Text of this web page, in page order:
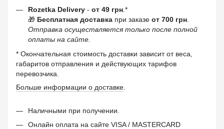
Rozetka Delivery - от 49 грн .*
🎁 Бесплатная доставка при заказе от 700 грн
Отправка осуществляется только после полной
оплаты на сайте.
* Окончательная стоимость доставки зависит от веса,
габаритов отправления и действующих тарифов
перевозчика.
Больше информации о доставке
Наличными при получении.
Онлайн оплата на сайте VISA / MASTERCARD